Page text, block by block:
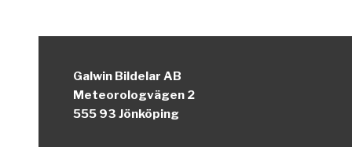
Galwin Bildelar AB
Meteorologvägen 2
555 93 Jönköping